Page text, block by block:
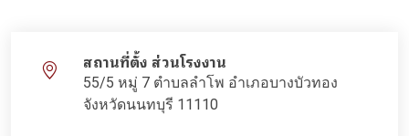
สถานที่ตั้ง ส่วนโรงงาน
55/5 หมู่ 7 ตำบลลำโพ อำเภอบางบัวทอง
จังหวัดนนทบุรี 11110